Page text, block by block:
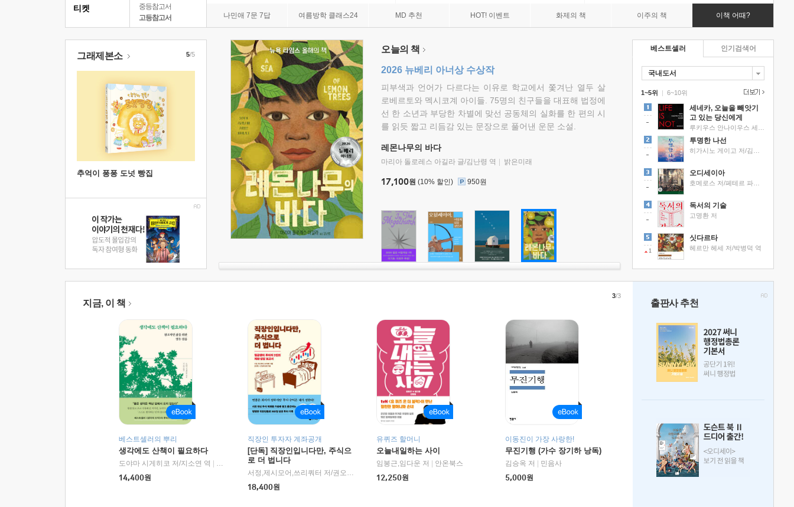
중등참고서
고등참고서
나민애 7문 7답 여름방학 클래스24 MD 추천 HOT! 이벤트 화제의 책 이주의 책 이책 어때?
티켓
그래제본소
추억이 퐁퐁 도넛 빵집
5/5 오늘의 책
2026 뉴베리 아너상 수상작
피부색과 언어가 다르다는 이유로 학교에서 쫓겨난 열두 살
로베르토와 멕시코계 아이들. 75명의 친구들을 대표해 법정에
선 한 소년과 부당한 차별에 맞선 공동체의 실화를 한 편의 시
를 읽듯 짧고 리듬감 있는 문장으로 풀어낸 운문 소설.
레몬나무의 바다
마리아 돌로레스 아길라 글/김난령 역 밝은미래
17,100원 (10% 할인) 950원
베스트셀러
국내도서
1~5위 |
세네카, 오늘을 빼앗기
고 있는 당신에게
투명한 나선
오디세이아
독서의 기술
고명환 저
1
싯다르타
헤르만 헤세 저/박병덕 역
6~10위
인기검색어
지금, 이 책
베스트셀러의 뿌리
생각에도 산책이 필요하다
도야마 시게히코 저/지소연 역
알에이치코리아(RHK)
14,400원
직장인 투자자 계좌공개
[단독] 직장인입니다만, 주식으
로 더 법니다
서정,제시모어,쓰리쿼터 저/권오태,시그널리포트 편
18,400원
유퀴즈 할머니
오늘내일하는 사이
임봉근,임다운 저
안온북스
12,250원
이동진이 가장 사랑한!
무진기행 (가수 장기하 낭독)
김승옥 저
민음사
5,000원
3/3
출판사 추천